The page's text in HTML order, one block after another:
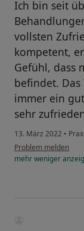
Ich bin seit
vollsten
kompetent,
Gefühl, dass
befindet.
immer ein
sehr
13. März 2022 •
Problem melden
mehrweniger